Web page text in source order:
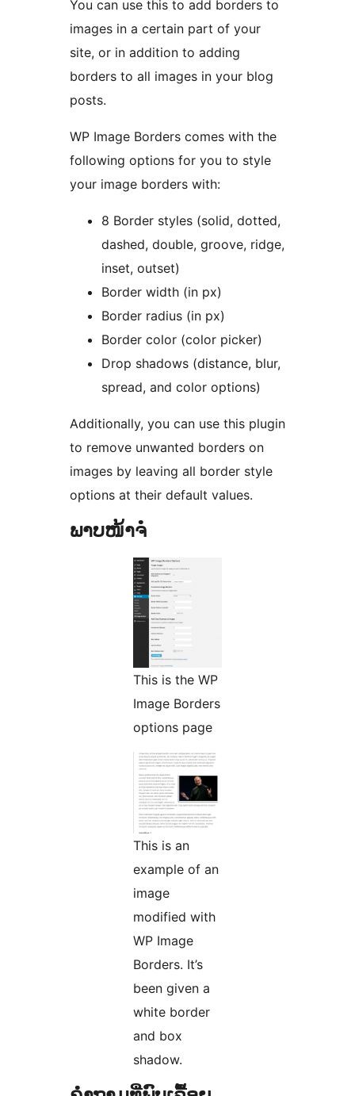
You can use this to add borders to
images in a certain part of your
site, or in addition to adding
borders to all images in your blog
posts.
WP Image Borders comes with the
following options for you to style
your image borders with:
8 Border styles (solid, dotted,
dashed, double, groove, ridge,
inset, outset)
Border width (in px)
Border radius (in px)
Border color (color picker)
Drop shadows (distance, blur,
spread, and color options)
Additionally, you can use this plugin
to remove unwanted borders on
images by leaving all border style
options at their default values.
ພາບໜ້າຈໍ
This is the WP
Image Borders
options page
This is an
example of an
image
modified with
WP Image
Borders. It’s
been given a
white border
and box
shadow.